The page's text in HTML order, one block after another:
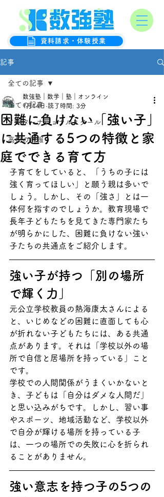
数強塾
オンライン数学克服塾
資料請求・体験授業
記事
全ての記事
インターナショナルスクール
高校の情報
全ての記事
困難に負けない「強い子」
に共通する5つの特徴と家
庭でできる育て方
数強塾｜数学｜塾｜オンライン
1月14日 読了時間: 3分
子育てをしていると、「うちの子には
強く育ってほしい」と願う親は多いで
しょう。しかし、その「強さ」とは一
体何を指すのでしょうか。教育現場で
長年子どもたちを見てきた専門家たち
が明らかにした、困難に負けない強い
子たちの共通点をご紹介します。
強い子が持つ「別の場所
で輝く力」
元公立学校教員の熱海康太さんによる
と、いじめなどの困難に直面しても心
が折れない子どもたちには、ある共通
点があります。それは「学校以外の場
所で自信と居場所を持っている」こと
です。
学校での人間関係がうまくいかないと
き、子どもは「自分はダメな人間だ」
と思い込みがちです。しかし、習い事
やスポーツ、地域活動など、学校以外
で自分が輝ける場所を持っている子
は、一つの場所での失敗に心を折られ
ることがありません。
強い意志を持つ子の5つの